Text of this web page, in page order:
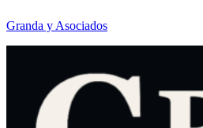
Granda y Asociados